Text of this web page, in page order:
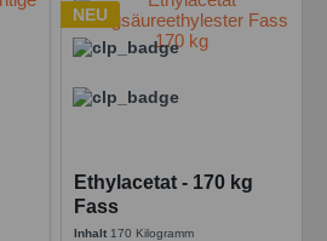
NEU
Ethylacetat - 170 kg
Fass
Inhalt 170 Kilogramm